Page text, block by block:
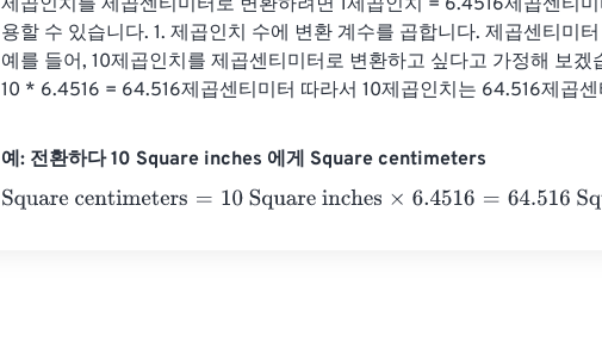
제곱인치를 제곱센티미터로 변환하려면 1제곱인치 = 6.4516제곱센티
용할 수 있습니다. 1. 제곱인치 수에 변환 계수를 곱합니다. 제곱센티미
예를 들어, 10제곱인치를 제곱센티미터로 변환하고 싶다고 가정해 보겠
10 * 6.4516 = 64.516제곱센티미터 따라서 10제곱인치는 64.516제곱
예: 전환하다 10 Square inches 에게 Square centimeters
Square centimeters=10 Square inches×6.4516= 64.516 Square